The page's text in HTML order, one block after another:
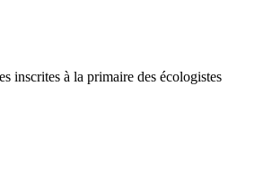
inscrites à la primaire des écologistes